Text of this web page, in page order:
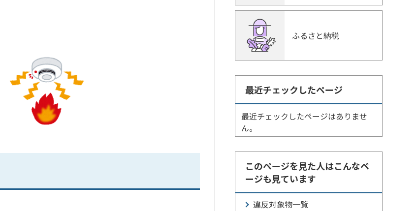
ふるさと納税
最近チェックしたページ
最近チェックしたページはありませ
ん。
このページを見た人はこんなペ
ージも見ています
違反対象物一覧